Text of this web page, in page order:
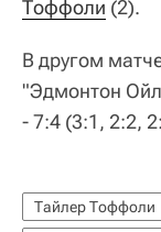
Тоффоли (2).
В другом
"Эдмонтон
- 7:4 (3:1, 2:2,
Тайлер Тоффоли